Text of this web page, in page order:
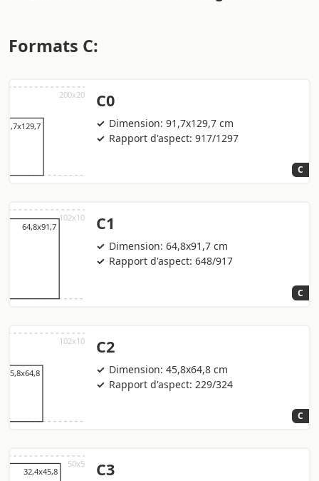
Formats C:
C0
Dimension: 91,7x129,7 cm
Rapport d'aspect: 917/1297
C
C1
Dimension: 64,8x91,7 cm
Rapport d'aspect: 648/917
C
C2
Dimension: 45,8x64,8 cm
Rapport d'aspect: 229/324
C
C3